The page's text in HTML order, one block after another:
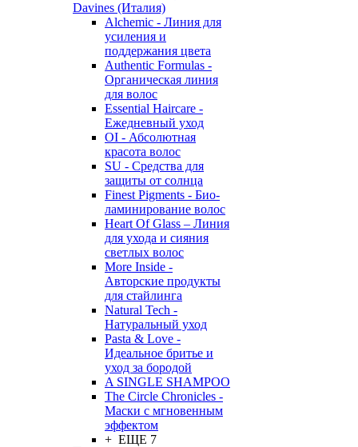
Davines (Италия)
Alchemic - Линия для
усиления и
поддержания цвета
Authentic Formulas -
Органическая линия
для волос
Essential Haircare -
Eжедневный уход
OI - Абсолютная
красота волос
SU - Средства для
защиты от солнца
Finest Pigments - Био-
ламинирование волос
Heart Of Glass – Линия
для ухода и сияния
светлых волос
More Inside -
Авторские продукты
для стайлинга
Natural Tech -
Натуральный уход
Pasta & Love -
Идеальное бритье и
уход за бородой
A SINGLE SHAMPOO
The Circle Chronicles -
Маски с мгновенным
эффектом
+ ЕЩЕ 7